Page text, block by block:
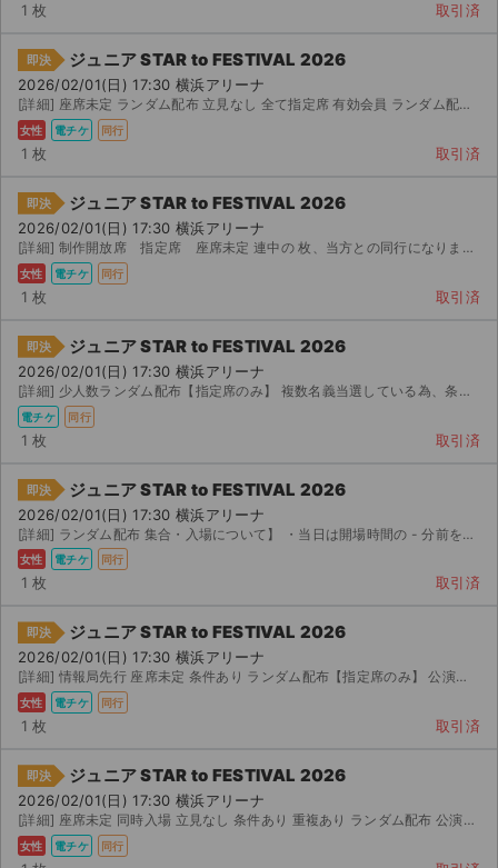
チケットジャム利用規約
プライバシーポリシー
公演登録依頼
不正転売禁止法について
音楽情報
1 枚 取引済
即決 ジュニア STAR to FESTIVAL 2026
2026/02/01(日) 17:30 横浜アリーナ
[詳細] 座席未定 ランダム配布 立見なし 全て指定席 有効会員 ランダム配布をご理解している方のみご...
女性 電チケ 同行
1 枚 取引済
即決 ジュニア STAR to FESTIVAL 2026
2026/02/01(日) 17:30 横浜アリーナ
[詳細] 制作開放席 指定席 座席未定 連中の 枚、当方との同行になります。席種：指定 名義...
女性 電チケ 同行
1 枚 取引済
即決 ジュニア STAR to FESTIVAL 2026
2026/02/01(日) 17:30 横浜アリーナ
[詳細] 少人数ランダム配布【指定席のみ】 複数名義当選している為、条件ありのランダム配布になります。 ...
電チケ 同行
1 枚 取引済
即決 ジュニア STAR to FESTIVAL 2026
2026/02/01(日) 17:30 横浜アリーナ
[詳細] ランダム配布 集合・入場について】 ・当日は開場時間の - 分前を目安に、会場付近の指定す...
女性 電チケ 同行
1 枚 取引済
即決 ジュニア STAR to FESTIVAL 2026
2026/02/01(日) 17:30 横浜アリーナ
[詳細] 情報局先行 座席未定 条件あり ランダム配布【指定席のみ】 公演当日は開場時間の 分前に集合...
女性 電チケ 同行
1 枚 取引済
即決 ジュニア STAR to FESTIVAL 2026
2026/02/01(日) 17:30 横浜アリーナ
[詳細] 座席未定 同時入場 立見なし 条件あり 重複あり ランダム配布 公演当日、開場 分前に...
女性 電チケ 同行